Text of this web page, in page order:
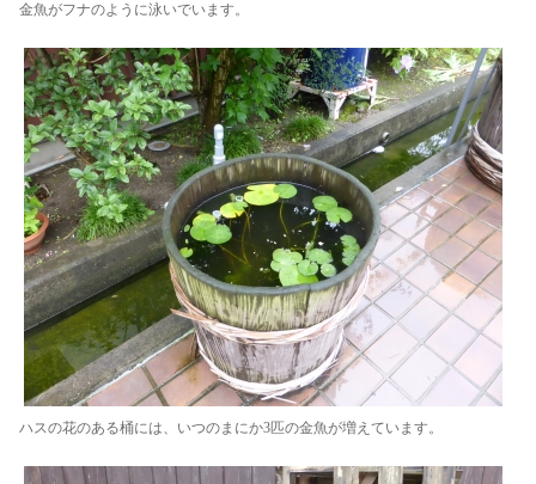
金魚がフナのように泳いでいます。
ハスの花のある桶には、いつのまにか3匹の金魚が増えています。